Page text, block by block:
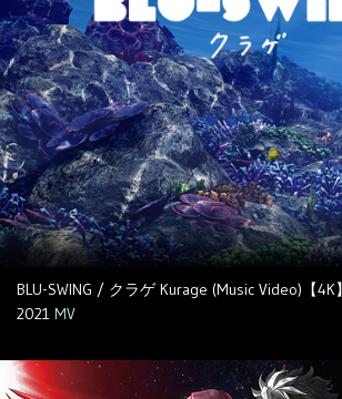
BLU-SWING / クラゲ Kurage (Music Video)【4K】
2021 MV